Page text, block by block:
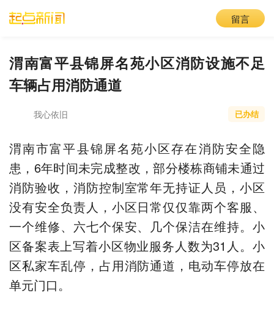
留言
渭南富平县锦屏名苑小区消防设施不足
车辆占用消防通道
我心依旧 已办结
渭南市富平县锦屏名苑小区存在消防安全隐
患，6年时间未完成整改，部分楼栋商铺未通过
消防验收，消防控制室常年无持证人员，小区
没有安全负责人，小区日常仅仅靠两个客服、
一个维修、六七个保安、几个保洁在维持。小
区备案表上写着小区物业服务人数为31人。小
区私家车乱停，占用消防通道，电动车停放在
单元门口。